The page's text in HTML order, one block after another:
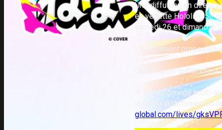
Une diffusion en direct
en vedette Hololive 5e
samedi 26 et dimanche
L'événement
Quelle unité
※ Un visionnage multi-
la fin de la diffusion en
global.com/lives/